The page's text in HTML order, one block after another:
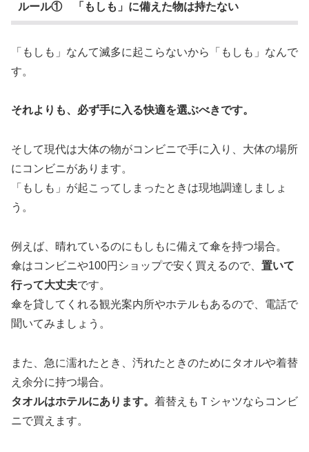
ルール① 「もしも」に備えた物は持たない
「もしも」なんて滅多に起こらないから「もしも」なんで
す。
それよりも、必ず手に入る快適を選ぶべきです。
そして現代は大体の物がコンビニで手に入り、大体の場所
にコンビニがあります。
「もしも」が起こってしまったときは現地調達しましょ
う。
例えば、晴れているのにもしもに備えて傘を持つ場合。
傘はコンビニや100円ショップで安く買えるので、 置いて
行って大丈夫です。
傘を貸してくれる観光案内所やホテルもあるので、電話で
聞いてみましょう。
また、急に濡れたとき、汚れたときのためにタオルや着替
え余分に持つ場合。
タオルはホテルにあります。 着替えもＴシャツならコンビ
ニで買えます。